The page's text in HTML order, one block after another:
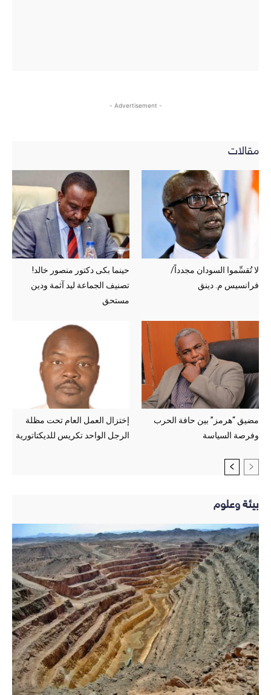
- Advertisement -
مقالات
لا تُقسِّموا السودان مجدداً/
فرانسيس م. دينق
حينما بكى دكتور منصور خالد!
تصنيف الجماعة ليد آثمة ودين
مستحق
مضيق “هرمز” بين حافة الحرب
وفرصة السياسة
إختزال العمل العام تحت مظلة
الرجل الواحد تكريس للديكتاتورية
بيئة وعلوم